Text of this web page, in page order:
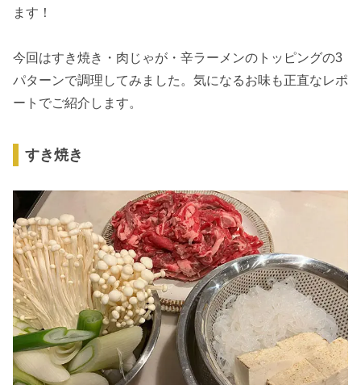
ます！
今回はすき焼き・肉じゃが・辛ラーメンのトッピングの3
パターンで調理してみました。気になるお味も正直なレポ
ートでご紹介します。
すき焼き